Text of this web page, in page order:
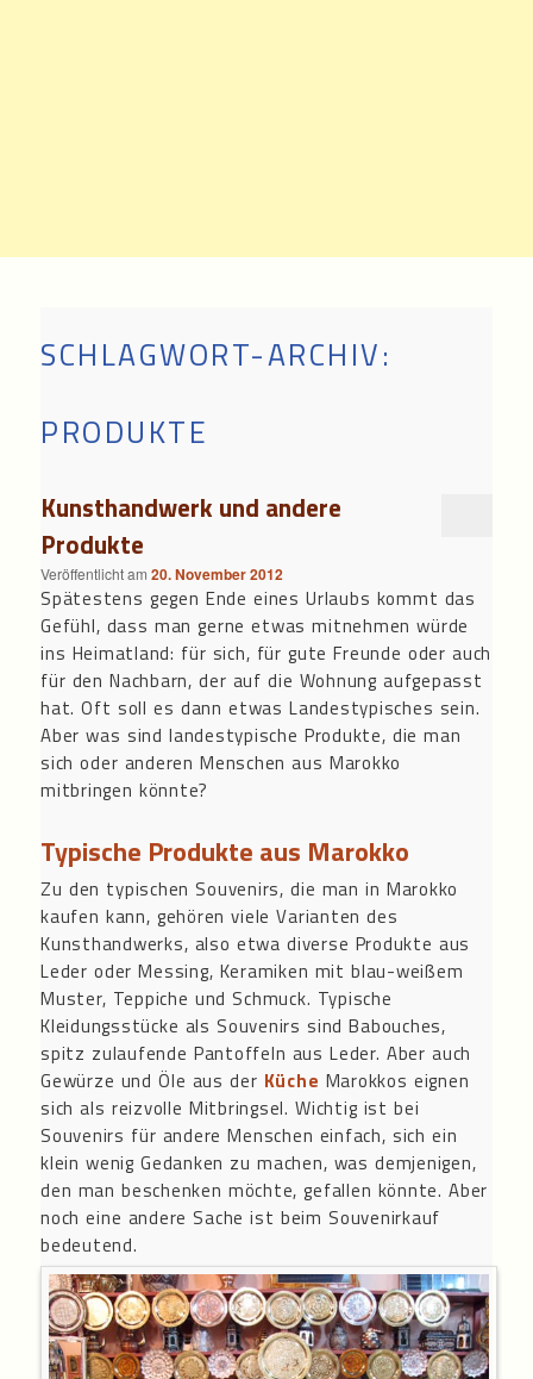
SCHLAGWORT-ARCHIV:
PRODUKTE
Kunsthandwerk und andere
Produkte
Veröffentlicht am20. November 2012
Spätestens gegen Ende eines Urlaubs kommt das
Gefühl, dass man gerne etwas mitnehmen würde
ins Heimatland: für sich, für gute Freunde oder auch
für den Nachbarn, der auf die Wohnung aufgepasst
hat. Oft soll es dann etwas Landestypisches sein.
Aber was sind landestypische Produkte, die man
sich oder anderen Menschen aus Marokko
mitbringen könnte?
Typische Produkte aus Marokko
Zu den typischen Souvenirs, die man in Marokko
kaufen kann, gehören viele Varianten des
Kunsthandwerks, also etwa diverse Produkte aus
Leder oder Messing, Keramiken mit blau-weißem
Muster, Teppiche und Schmuck. Typische
Kleidungsstücke als Souvenirs sind Babouches,
spitz zulaufende Pantoffeln aus Leder. Aber auch
Gewürze und Öle aus der Küche Marokkos eignen
sich als reizvolle Mitbringsel. Wichtig ist bei
Souvenirs für andere Menschen einfach, sich ein
klein wenig Gedanken zu machen, was demjenigen,
den man beschenken möchte, gefallen könnte. Aber
noch eine andere Sache ist beim Souvenirkauf
bedeutend.